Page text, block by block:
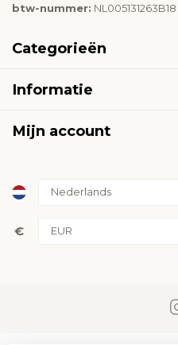
btw-nummer: NL005131263B18
Categorieën
Informatie
Mijn account
€